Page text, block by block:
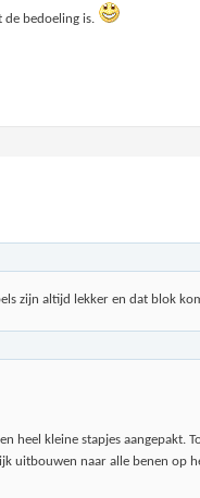
de bedoeling is.
zijn altijd lekker en dat blok
heel kleine stapjes aangepakt.
uitbouwen naar alle benen op